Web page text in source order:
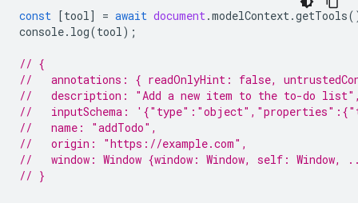
const [tool] = await document.modelContext.getTools
console. log(tool);
// {
//   annotations: { readOnlyHint: false,
//   description: "Add a new item to the to-do
//   inputSchema:
//   name: "addTodo",
//   origin: "https://example.com",
//   window: Window {window: Window, self: Window,
// }